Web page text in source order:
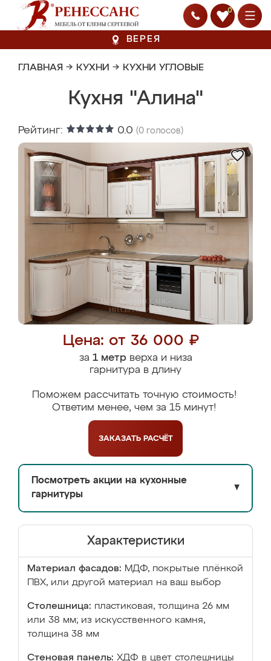
0
ВЕРЕЯ
ГЛАВНАЯ → КУХНИ → КУХНИ УГЛОВЫЕ
Кухня "Алина"
Рейтинг: 0.0 (0 голосов)
Цена: от 36 000 ₽
за 1 метрверха и низа
гарнитура в длину
Поможем рассчитать точную стоимость!
Ответим менее, чем за 15 минут!
ЗАКАЗАТЬ РАСЧЁТ
Посмотреть акции на кухонные
гарнитуры
▼
Характеристики
Материал фасадов: МДФ, покрытые плёнкой
ПВХ, или другой материал на ваш выбор
Столешница: пластиковая, толщина 26 мм
или 38 мм; из искусственного камня,
толщина 38 мм
Стеновая панель: ХДФ в цвет столешницы